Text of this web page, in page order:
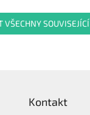
VŠECHNY
Kontakt